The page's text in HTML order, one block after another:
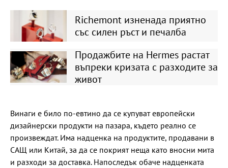
Richemont изненада приятно
със силен ръст и печалба
Продажбите на Hermes растат
въпреки кризата с разходите за
живот
Винаги е било по-евтино да се купуват европейски
дизайнерски продукти на пазара, където реално се
произвеждат. Има надценка на продуктите, продавани в
САЩ или Китай, за да се покрият неща като вносни мита
и разходи за доставка. Напоследък обаче надценката